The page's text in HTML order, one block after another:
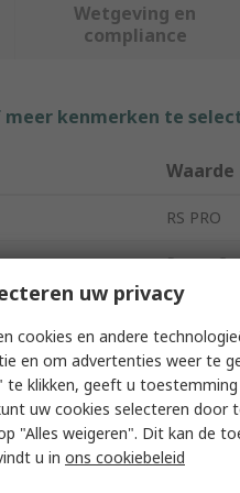
Wetgeving en
compliance
kenmerken te
Waarde
RS PRO
Power
A IEC C13
B CEE 7/7
Type
Type G
uw privacy
cookies en andere
en om advertenties weer te
te klikken, geeft u
uw cookies selecteren door
"Alles weigeren". Dit kan de
u in ons cookiebeleid